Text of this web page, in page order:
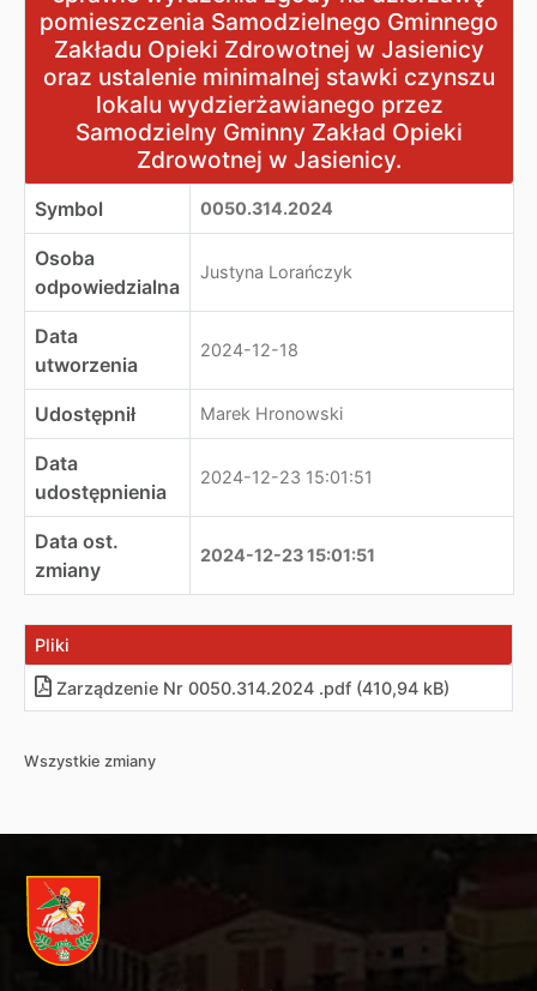
pomieszczenia Samodzielnego Gminnego
Zakładu Opieki Zdrowotnej w Jasienicy
oraz ustalenie minimalnej stawki czynszu
lokalu wydzierżawianego przez
Samodzielny Gminny Zakład Opieki
Zdrowotnej w Jasienicy.
Symbol 0050.314.2024
Osoba
odpowiedzialna
Justyna Lorańczyk
Data
utworzenia
2024-12-18
Udostępnił Marek Hronowski
Data
udostępnienia
2024-12-23 15:01:51
Data ost.
zmiany
2024-12-23 15:01:51
Pliki
Zarządzenie Nr 0050.314.2024 .pdf (410,94 kB)
Wszystkie zmiany